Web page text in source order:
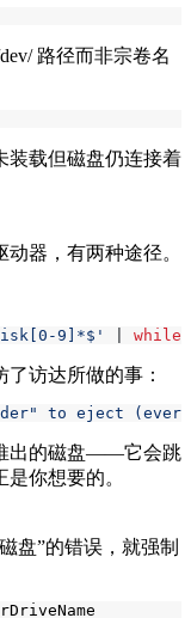
路径而非宗卷名
装载但磁盘仍连接着
器，有两种途径。
9]*$' while
了访达所做的事：
to eject
出的磁盘——它会跳
你想要的。
盘”的错误，就强制